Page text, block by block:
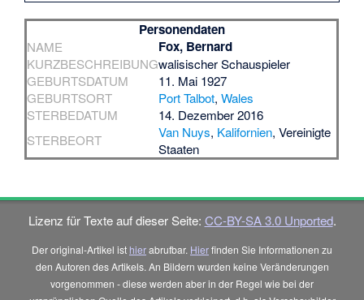
Personendaten
NAME Fox, Bernard
KURZBESCHREIBUNGwalisischer Schauspieler
GEBURTSDATUM
11. Mai 1927
GEBURTSORT
Port Talbot,Wales
STERBEDATUM
14. Dezember 2016
STERBEORT
Van Nuys, Kalifornien, Vereinigte
Staaten
Lizenz für Texte auf dieser Seite: CC-BY-SA 3.0 Unported.
Der original-Artikel ist hierabrufbar. Hierfinden Sie Informationen zu
den Autoren des Artikels. An Bildern wurden keine Veränderungen
vorgenommen - diese werden aber in der Regel wie bei der